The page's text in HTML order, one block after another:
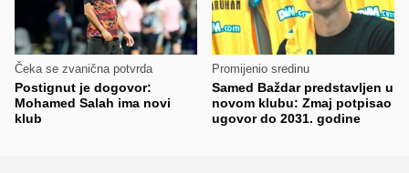
Čeka se zvanična potvrda
Postignut je dogovor:
Mohamed Salah ima novi
klub
Promijenio sredinu
Samed Baždar predstavljen u
novom klubu: Zmaj potpisao
ugovor do 2031. godine